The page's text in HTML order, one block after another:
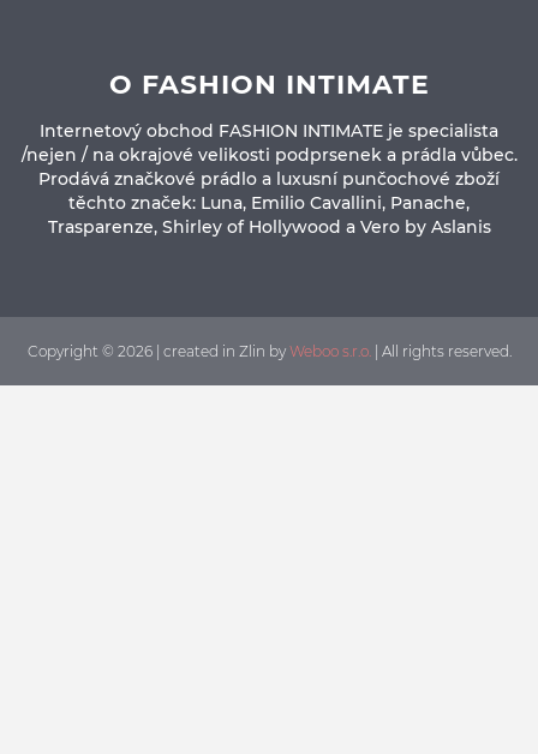
O FASHION INTIMATE
Internetový obchod FASHION INTIMATE je specialista
/nejen / na okrajové velikosti podprsenek a prádla vůbec.
Prodává značkové prádlo a luxusní punčochové zboží
těchto značek: Luna, Emilio Cavallini, Panache,
Trasparenze, Shirley of Hollywood a Vero by Aslanis
Copyright © 2026 | created in Zlin by Weboo s.r.o. | All rights reserved.